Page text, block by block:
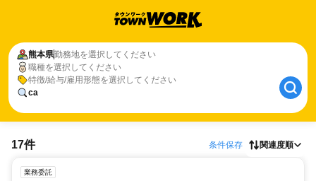
熊本県勤務地を選択してください
職種を選択してください
特徴/給与/雇用形態を選択してください
ca
17件 条件保存 関連度順
業務委託